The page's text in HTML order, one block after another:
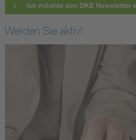
Ich möchte den DKE Newsletter
Werden Sie aktiv!